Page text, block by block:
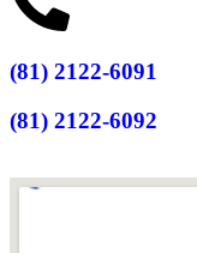
(81) 2122-6091
(81) 2122-6092